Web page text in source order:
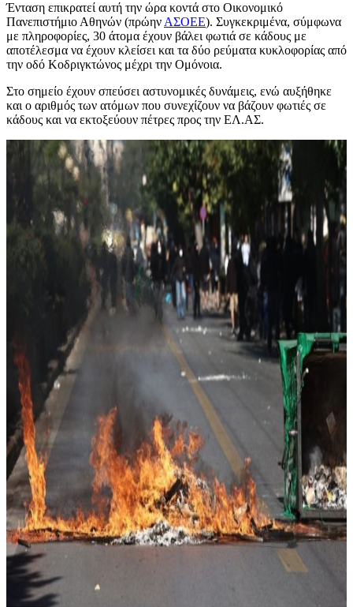
Ένταση επικρατεί αυτή την ώρα κοντά στο Οικονομικό
Πανεπιστήμιο Αθηνών (πρώην ΑΣΟΕΕ). Συγκεκριμένα, σύμφωνα
με πληροφορίες, 30 άτομα έχουν βάλει φωτιά σε κάδους με
αποτέλεσμα να έχουν κλείσει και τα δύο ρεύματα κυκλοφορίας από
την οδό Κοδριγκτώνος μέχρι την Ομόνοια.
Στο σημείο έχουν σπεύσει αστυνομικές δυνάμεις, ενώ αυξήθηκε
και ο αριθμός των ατόμων που συνεχίζουν να βάζουν φωτιές σε
κάδους και να εκτοξεύουν πέτρες προς την ΕΛ.ΑΣ.